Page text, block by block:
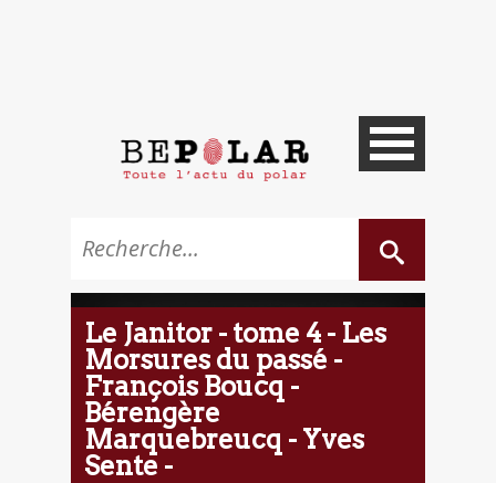
Le Janitor - tome 4 - Les
Morsures du passé -
François Boucq -
Bérengère
Marquebreucq - Yves
Sente -